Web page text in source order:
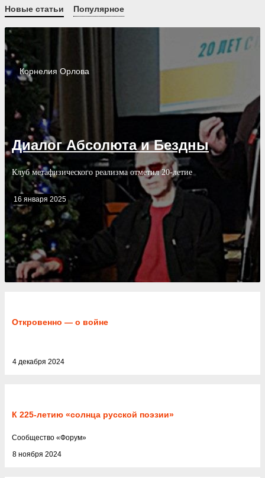
Новые статьи Популярное
Корнелия Орлова
Диалог Абсолюта и Бездны
Клуб метафизического реализма отметил 20-летие
16 января 2025
Откровенно — о войне
4 декабря 2024
К 225-летию «солнца русской поэзии»
8 ноября 2024
Cообщество «Форум»